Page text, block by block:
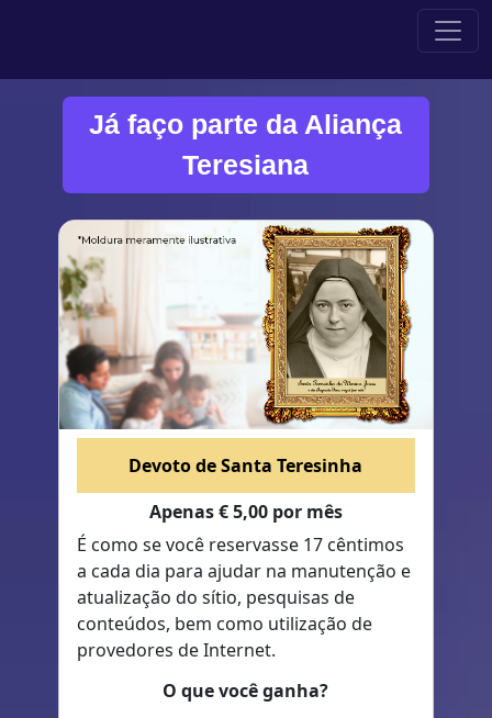
Já faço parte da Aliança
Teresiana
Devoto de Santa Teresinha
Apenas € 5,00 por mês
É como se você reservasse 17 cêntimos
a cada dia para ajudar na manutenção e
atualização do sítio, pesquisas de
conteúdos, bem como utilização de
provedores de Internet.
O que você ganha?